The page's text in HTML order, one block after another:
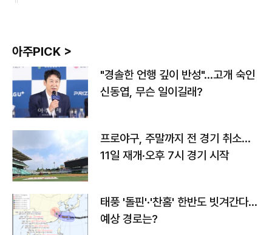
아주PICK >
"경솔한 언행 깊이 반성"…고개 숙인
신동엽, 무슨 일이길래?
프로야구, 주말까지 전 경기 취소…
11일 재개·오후 7시 경기 시작
태풍 '돌핀'·'찬홈' 한반도 빗겨간다…
예상 경로는?